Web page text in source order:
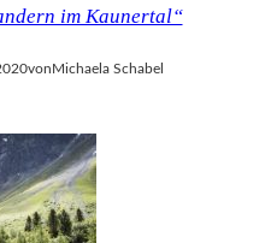
S
H
F
T
S
P
R
S
B
H
L
U
S
im Kaunertal“
vonMichaela Schabel